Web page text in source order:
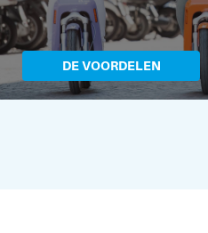
DE VOORDELEN